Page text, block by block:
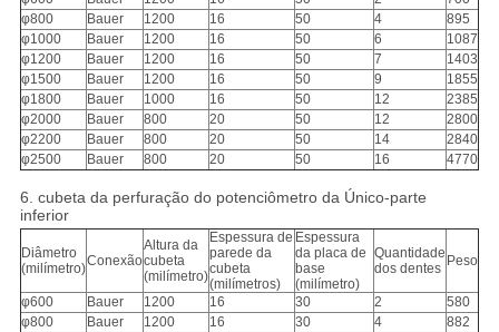
φ800
Bauer 1200 16 50 4
895
φ1000
Bauer 1200 16 50 6
1087
φ1200
Bauer 1200 16 50 7
1403
φ1500
Bauer 1200 16 50 9
1855
φ1800
Bauer 1000 16 50 12
2385
φ2000
Bauer 800 20 50 12
2800
φ2200
Bauer 800 20 50 14
2840
φ2500
Bauer 800 20 50 16 4770
6. cubeta da perfuração do potenciômetro da Único-parte
inferior
Diâmetro
(milímetro)Conexão
Altura da
cubeta
(milímetro)
Espessura de
parede da
cubeta
(milímetros)
Espessura
da placa de
base
(milímetro)
Quantidade
dos dentes Peso
φ600 Bauer 1200 16 30 2
580
φ800
Bauer 1200 16 30 4
882